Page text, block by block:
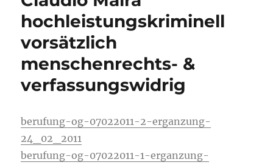
Heiniger
wegen
vorsätzlicher
Menschenrechtsverletzungen
&
vorsätzlicher
Missachtung
hochleistungskriminell
vorsätzlich
menschenrechts- &
verfassungswidrig
berufung-og-07022011-2-erganzung-
24_02_2011
berufung-og-07022011-1-erganzung-